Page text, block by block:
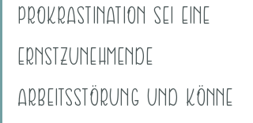
PROKRASTINATION SEI EINE
ERNSTZUNEHMENDE
ARBEITSSTÖRUNG UND KÖNNE